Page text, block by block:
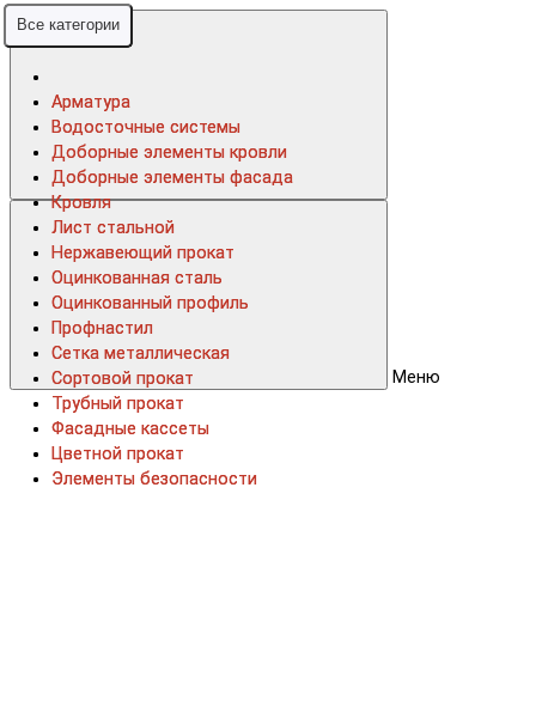
Меню
Все категории
Арматура
Водосточные системы
Доборные элементы кровли
Доборные элементы фасада
Кровля
Лист стальной
Нержавеющий прокат
Оцинкованная сталь
Оцинкованный профиль
Профнастил
Сетка металлическая
Сортовой прокат
Трубный прокат
Фасадные кассеты
Цветной прокат
Элементы безопасности
Все категории
Арматура
Водосточные системы
Доборные элементы кровли
Доборные элементы фасада
Кровля
Лист стальной
Нержавеющий прокат
Оцинкованная сталь
Оцинкованный профиль
Профнастил
Сетка металлическая
Сортовой прокат
Трубный прокат
Фасадные кассеты
Цветной прокат
Элементы безопасности